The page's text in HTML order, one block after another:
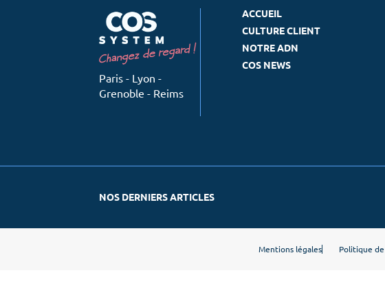
Paris - Lyon -
Grenoble - Reims
ACCUEIL
CULTURE CLIENT
NOTRE ADN
COS NEWS
NOS DERNIERS ARTICLES
Mentions légales Politique